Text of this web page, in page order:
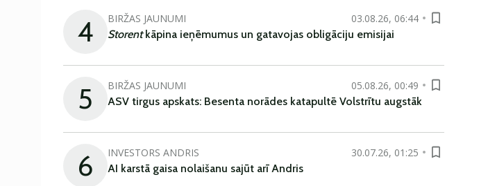
4 BIRŽAS JAUNUMI
03.08.26, 06:44
Storentkāpina ieņēmumus un gatavojas obligāciju emisijai
5 BIRŽAS JAUNUMI
05.08.26, 00:49
ASV tirgus apskats: Besenta norādes katapultē Volstrītu augstāk
6 INVESTORS ANDRIS
30.07.26, 01:25
AI karstā gaisa nolaišanu sajūt arī Andris